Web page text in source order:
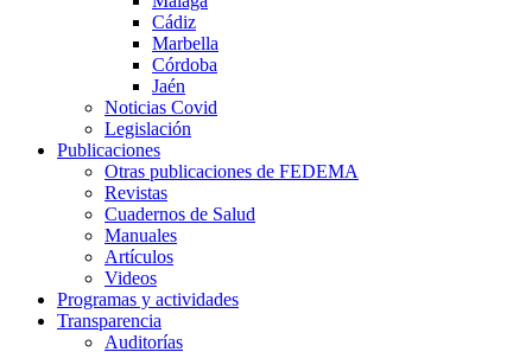
Cádiz
Marbella
Córdoba
Jaén
Noticias Covid
Legislación
Publicaciones
Otras publicaciones de FEDEMA
Revistas
Cuadernos de Salud
Manuales
Artículos
Videos
Programas y actividades
Transparencia
Auditorías